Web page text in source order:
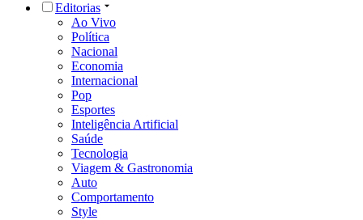
Editorias
Ao Vivo
Política
Nacional
Economia
Internacional
Pop
Esportes
Inteligência Artificial
Saúde
Tecnologia
Viagem & Gastronomia
Auto
Comportamento
Style